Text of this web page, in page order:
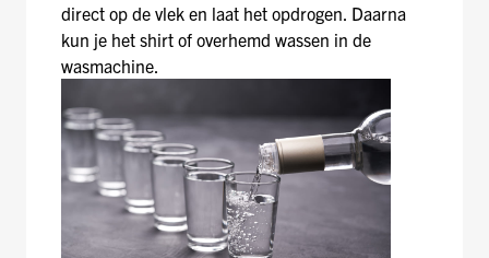
direct op de vlek en laat het opdrogen. Daarna
kun je het shirt of overhemd wassen in de
wasmachine.